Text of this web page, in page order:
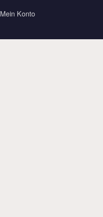
Mein Konto